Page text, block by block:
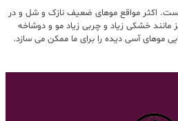
اکثر مواقع موهای ضعیف نازک و شل و در
خشکی زیاد و چربی زیاد مو و دوشاخه
موهای آسی دیده را برای ما ممکن می سازد.